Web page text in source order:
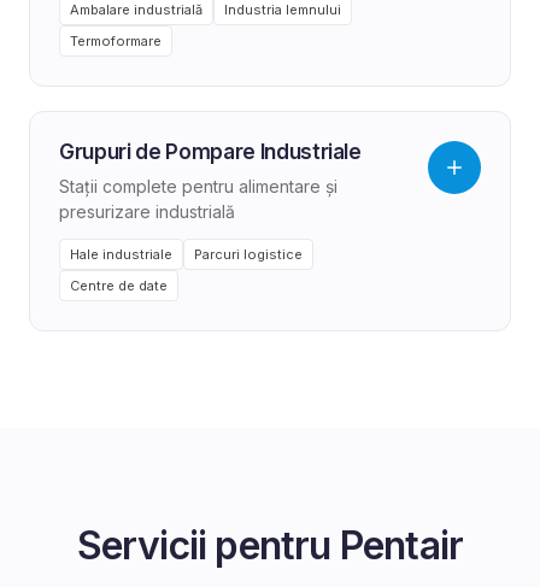
Ambalare industrială
Industria lemnului
Termoformare
Grupuri de Pompare Industriale
Stații complete pentru alimentare și
presurizare industrială
Hale industriale
Parcuri logistice
Centre de date
Servicii pentru Pentair